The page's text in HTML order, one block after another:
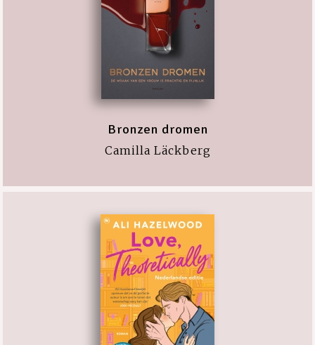
Bronzen dromen
Camilla Läckberg